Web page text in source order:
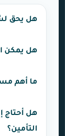
هل يحق
هل يمكن
ما أهم
هل أحتاج
التأمين؟